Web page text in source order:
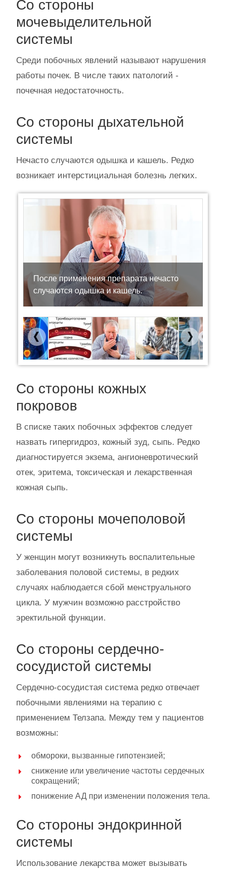
Со стороны
мочевыделительной
системы
Среди побочных явлений называют нарушения
работы почек. В числе таких патологий -
почечная недостаточность.
Со стороны дыхательной
системы
Нечасто случаются одышка и кашель. Редко
возникает интерстициальная болезнь легких.
После применения препарата нечасто
случаются одышка и кашель.
Previous Next
Со стороны кожных
покровов
В списке таких побочных эффектов следует
назвать гипергидроз, кожный зуд, сыпь. Редко
диагностируется экзема, ангионевротический
отек, эритема, токсическая и лекарственная
кожная сыпь.
Со стороны мочеполовой
системы
У женщин могут возникнуть воспалительные
заболевания половой системы, в редких
случаях наблюдается сбой менструального
цикла. У мужчин возможно расстройство
эректильной функции.
Со стороны сердечно-
сосудистой системы
Сердечно-сосудистая система редко отвечает
побочными явлениями на терапию с
применением Телзапа. Между тем у пациентов
возможны:
обмороки, вызванные гипотензией;
снижение или увеличение частоты сердечных
сокращений;
понижение АД при изменении положения тела.
Со стороны эндокринной
системы
Использование лекарства может вызывать